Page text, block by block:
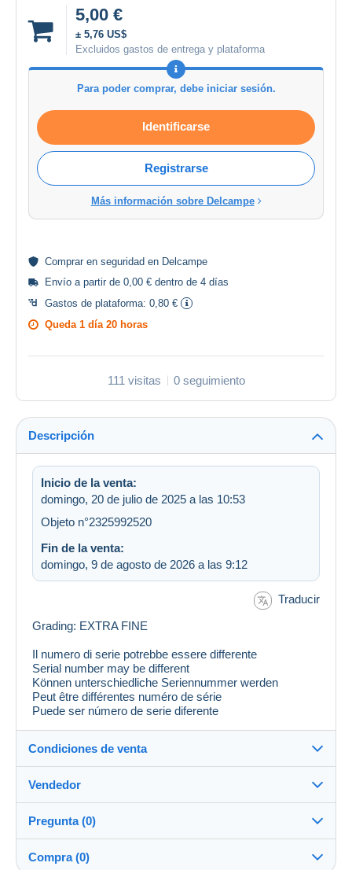
5,00 €
± 5,76 US$
Excluidos gastos de entrega y plataforma
Para poder comprar, debe iniciar sesión.
Identificarse
Registrarse
Más información sobre Delcampe
Comprar en seguridad en Delcampe
Envío a partir de 0,00 € dentro de 4 días
Gastos de plataforma: 0,80 €
Queda 1 día 20 horas
111 visitas 0 seguimiento
Descripción
Inicio de la venta:
domingo, 20 de julio de 2025 a las 10:53
Objeto n°2325992520
Fin de la venta:
domingo, 9 de agosto de 2026 a las 9:12
Traducir
Grading: EXTRA FINE
Il numero di serie potrebbe essere differente
Serial number may be different
Können unterschiedliche Seriennummer werden
Peut être différentes numéro de série
Puede ser número de serie diferente
Condiciones de venta
Envío tras el pago dentro de los 4 días
Vendedor
hyperborea7999%(8621x)
Pregunta (0)
Compra (0)